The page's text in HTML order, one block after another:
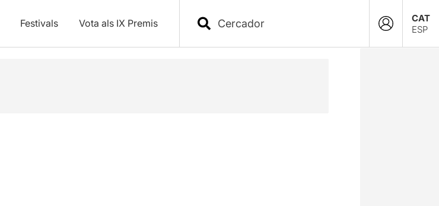
Festivals Vota als IX Premis
CAT
ESP